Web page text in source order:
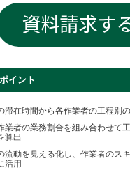
イント
滞在時間から各作業者の工程別
業者の業務割合を組み合わせて
算出
流動を見える化し、作業者のス
活用